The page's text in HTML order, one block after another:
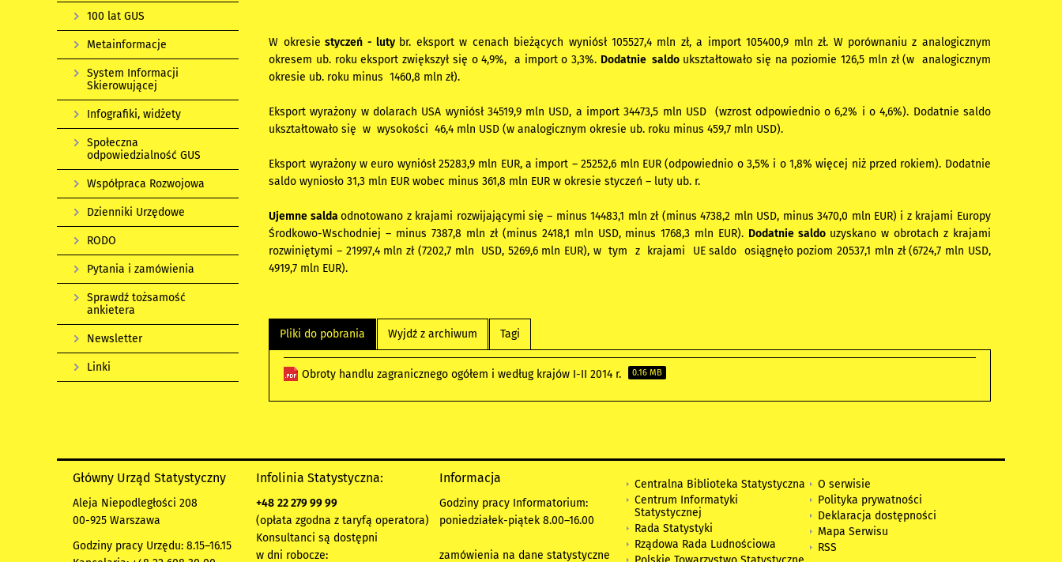
W okresie styczeń - luty br. eksport w cenach bieżących wyniósł 105527,4 mln zł, a import 105400,9 mln zł. W porównaniu z analogicznym
okresem ub. roku eksport zwiększył się o 4,9%, a import o 3,3%. Dodatnie saldo ukształtowało się na poziomie 126,5 mln zł (w analogicznym
okresie ub. roku minus 1460,8 mln zł).
Eksport wyrażony w dolarach USA wyniósł 34519,9 mln USD, a import 34473,5 mln USD (wzrost odpowiednio o 6,2% i o 4,6%). Dodatnie saldo
ukształtowało się w wysokości 46,4 mln USD (w analogicznym okresie ub. roku minus 459,7 mln USD).
Eksport wyrażony w euro wyniósł 25283,9 mln EUR, a import – 25252,6 mln EUR (odpowiednio o 3,5% i o 1,8% więcej niż przed rokiem). Dodatnie
saldo wyniosło 31,3 mln EUR wobec minus 361,8 mln EUR w okresie styczeń – luty ub. r.
Ujemne saldaodnotowano z krajami rozwijającymi się – minus 14483,1 mln zł (minus 4738,2 mln USD, minus 3470,0 mln EUR) i z krajami Europy
Środkowo-Wschodniej – minus 7387,8 mln zł (minus 2418,1 mln USD, minus 1768,3 mln EUR). Dodatnie saldo uzyskano w obrotach z krajami
rozwiniętymi – 21997,4 mln zł (7202,7 mln USD, 5269,6 mln EUR), w tym z krajami UE saldo osiągnęło poziom 20537,1 mln zł (6724,7 mln USD,
4919,7 mln EUR).
Pliki do pobrania Wyjdź z archiwum Tagi
Obroty handlu zagranicznego ogółem i według krajów I-II 2014 r. 0.16 MB
100 lat GUS
Metainformacje
System Informacji
Skierowującej
Infografiki, widżety
Społeczna
odpowiedzialność GUS
Współpraca Rozwojowa
Dzienniki Urzędowe
RODO
Pytania i zamówienia
Sprawdź tożsamość
ankietera
Newsletter
Linki
Główny Urząd Statystyczny
Aleja Niepodległości 208
00-925 Warszawa
Godziny pracy Urzędu: 8.15–16.15
Infolinia Statystyczna:
+48 22 279 99 99
(opłata zgodna z taryfą operatora)
Konsultanci są dostępni
w dni robocze:
Informacja
Godziny pracy Informatorium:
poniedziałek-piątek 8.00–16.00
zamówienia na dane statystyczne
Centralna Biblioteka Statystyczna
Centrum Informatyki
Statystycznej
Rada Statystyki
Rządowa Rada Ludnościowa
O serwisie
Polityka prywatności
Deklaracja dostępności
Mapa Serwisu
RSS